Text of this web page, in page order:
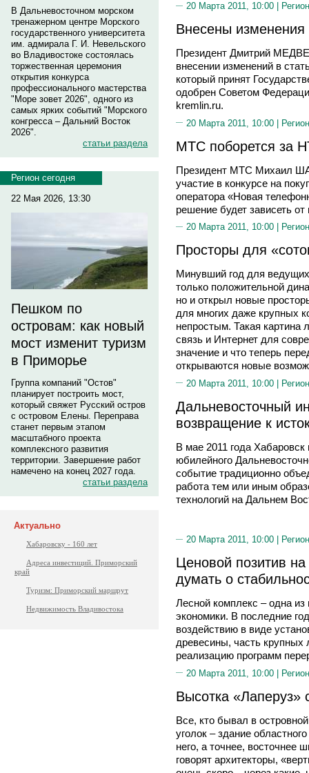
В Дальневосточном морском
тренажерном центре Морского
государственного университета
им. адмирала Г. И. Невельского
во Владивостоке состоялась
торжественная церемония
открытия конкурса
профессионального мастерства
"Море зовет 2026", одного из
самых ярких событий "Морского
конгресса – Дальний Восток
2026".
статьи раздела
Регион сегодня
22 Мая 2026, 13:30
Пешком по
островам: как новый
мост изменит туризм
в Приморье
Группа компаний "Остов"
планирует построить мост,
который свяжет Русский остров
с островом Елены. Переправа
станет первым этапом
масштабного проекта
комплексного развития
территории. Завершение работ
намечено на конец 2027 года.
статьи раздела
Актуально
Хабаровску - 160 лет
Адреса инвестиций. Приморский
край
Туризм: Приморский маршрут
Недвижимость Владивостока
20 Марта 2011, 10:00 |
Внесены изменения
Президент Дмитрий
внесении изменений в
который принят
одобрен Советом
kremlin.ru.
20 Марта 2011, 10:00 |
МТС поборется за
Президент МТС Михаил
участие в конкурсе на
оператора «Новая
решение будет зависеть
20 Марта 2011, 10:00 |
Просторы для
Минувший год для
только положительной
но и открыл новые
для многих даже крупных
непростым. Такая картина
связь и Интернет для
значение и что теперь
открываются новые
20 Марта 2011, 10:00 |
Дальневосточный
возвращение к
В мае 2011 года Хабаровск
юбилейного
событие традиционно
работа тем или иным
технологий на Дальнем
20 Марта 2011, 10:00 |
Ценовой позитив
думать о
Лесной комплекс – одна
экономики. В последние
воздействию в виде
древесины, часть
реализацию программ
20 Марта 2011, 10:00 |
Высотка «Лаперуз»
Все, кто бывал в
уголок – здание
него, а точнее, восточнее
говорят архитекторы,